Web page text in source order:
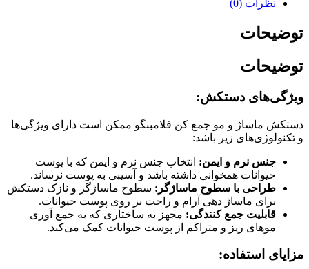
نظرات (0)
توضیحات
توضیحات
ویژگی‌های دستکش:
دستکش ماساژ و مو جمع کن فلامبنگو ممکن است دارای ویژگی‌ها
و تکنولوژی‌های زیر باشد:
جنس نرم و ایمن: انتخاب جنس نرم و ایمن که با پوست
حیوانات همخوانی داشته باشد و آسیبی به پوست نرساند.
طراحی با سطوح ماساژگر: سطوح ماساژگر و نازک دستکش
برای ماساژ دهی آرام و راحت بر روی پوست حیوانات.
قابلیت جمع کنندگی: مجهز به ساختاری که به جمع آوری
موهای ریز و متراکم از پوست حیوانات کمک می‌کند.
مزایای استفاده: